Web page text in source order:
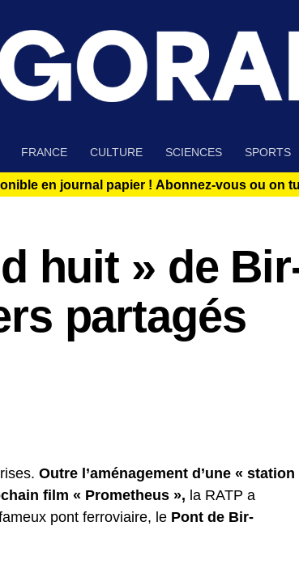
FRANCE CULTURE SCIENCES SPORTS
en journal papier ! Abonnez-vous ou on
huit » de
partagés
Outre l’aménagement d’une « station
film « Prometheus », la RATP a
pont ferroviaire, le Pont de Bir-